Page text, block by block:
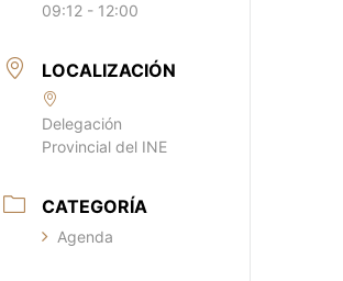
09:12 - 12:00
LOCALIZACIÓN
Delegación
Provincial del INE
CATEGORÍA
Agenda